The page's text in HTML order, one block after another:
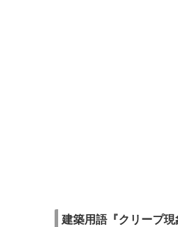
建築用語『クリープ現